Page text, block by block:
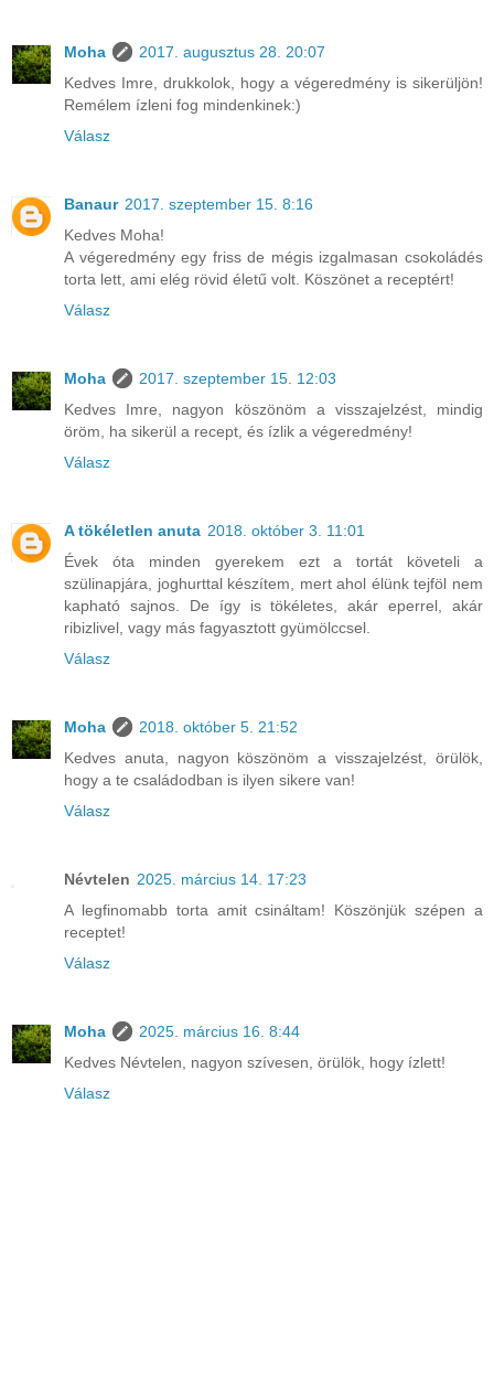
Moha
2017. augusztus 28. 20:07
Kedves Imre, drukkolok, hogy a végeredmény is sikerüljön!
Remélem ízleni fog mindenkinek:)
Válasz
Banaur 2017. szeptember 15. 8:16
Kedves Moha!
A végeredmény egy friss de mégis izgalmasan csokoládés
torta lett, ami elég rövid életű volt. Köszönet a receptért!
Válasz
Moha
2017. szeptember 15. 12:03
Kedves Imre, nagyon köszönöm a visszajelzést, mindig
öröm, ha sikerül a recept, és ízlik a végeredmény!
Válasz
A tökéletlen anuta 2018. október 3. 11:01
Évek óta minden gyerekem ezt a tortát követeli a
szülinapjára, joghurttal készítem, mert ahol élünk tejföl nem
kapható sajnos. De így is tökéletes, akár eperrel, akár
ribizlivel, vagy más fagyasztott gyümölccsel.
Válasz
Moha
2018. október 5. 21:52
Kedves anuta, nagyon köszönöm a visszajelzést, örülök,
hogy a te családodban is ilyen sikere van!
Válasz
Névtelen 2025. március 14. 17:23
A legfinomabb torta amit csináltam! Köszönjük szépen a
receptet!
Válasz
Moha
2025. március 16. 8:44
Kedves Névtelen, nagyon szívesen, örülök, hogy ízlett!
Válasz